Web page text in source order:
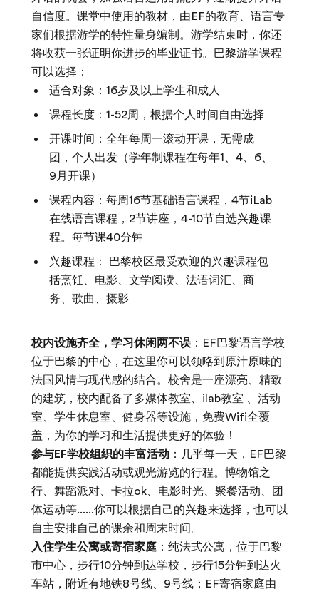
自信度。课堂中使用的教材，由EF的教育、语言专
家们根据游学的特性量身编制。游学结束时，你还
将收获一张证明你进步的毕业证书。巴黎游学课程
可以选择：
适合对象：16岁及以上学生和成人
课程长度：1-52周，根据个人时间自由选择
开课时间：全年每周一滚动开课，无需成
团，个人出发（学年制课程在每年1、4、6、
9月开课）
课程内容：每周16节基础语言课程，4节iLab
在线语言课程，2节讲座，4-10节自选兴趣课
程。每节课40分钟
兴趣课程： 巴黎校区最受欢迎的兴趣课程包
括烹饪、电影、文学阅读、法语词汇、商
务、歌曲、摄影
校内设施齐全，学习休闲两不误 ：EF巴黎语言学校
位于巴黎的中心，在这里你可以领略到原汁原味的
法国风情与现代感的结合。校舍是一座漂亮、精致
的建筑，校内配备了多媒体教室、ilab教室 、活动
室、学生休息室、健身器等设施，免费Wifi全覆
盖，为你的学习和生活提供更好的体验！
参与EF学校组织的丰富活动 ：几乎每一天，EF巴黎
都能提供实践活动或观光游览的行程。博物馆之
行、舞蹈派对、卡拉ok、电影时光、聚餐活动、团
体运动等......你可以根据自己的兴趣来选择，也可以
自主安排自己的课余和周末时间。
入住学生公寓或寄宿家庭 ：纯法式公寓，位于巴黎
市中心，步行10分钟到达学校，步行15分钟到达火
车站，附近有地铁8号线、9号线；EF寄宿家庭由